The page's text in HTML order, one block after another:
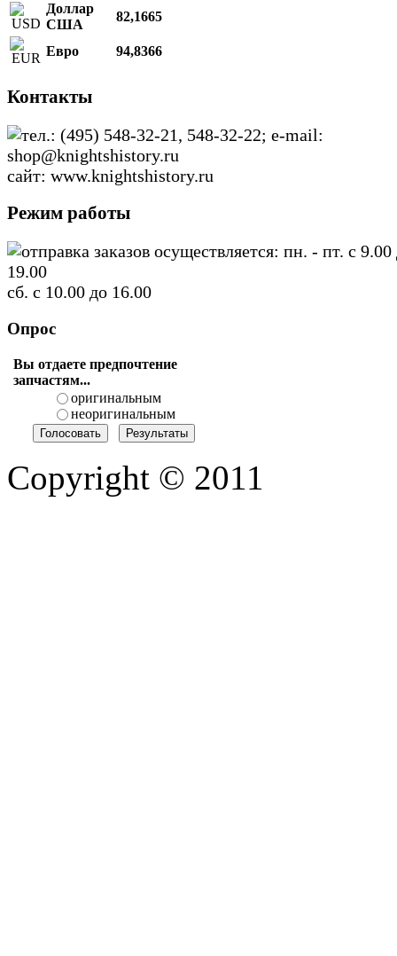
Доллар
США
82,1665
Евро 94,8366
Контакты
тел.: (495) 548-32-21, 548-32-22; e-mail:
shop@knightshistory.ru
сайт: www.knightshistory.ru
Режим работы
отправка заказов осуществляется: пн. - пт. с 9.00
19.00
сб. с 10.00 до 16.00
Опрос
Вы отдаете предпочтение
запчастям...
оригинальным
неоригинальным
Copyright © 2011